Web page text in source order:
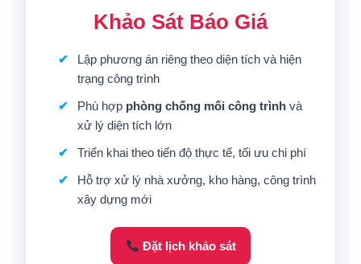
Khảo Sát Báo Giá
Lập phương án riêng theo diện tích và hiện
trạng công trình
Phù hợp phòng chống mối công trìnhvà
xử lý diện tích lớn
Triển khai theo tiến độ thực tế, tối ưu chi phí
Hỗ trợ xử lý nhà xưởng, kho hàng, công trình
xây dựng mới
Đặt lịch khảo sát